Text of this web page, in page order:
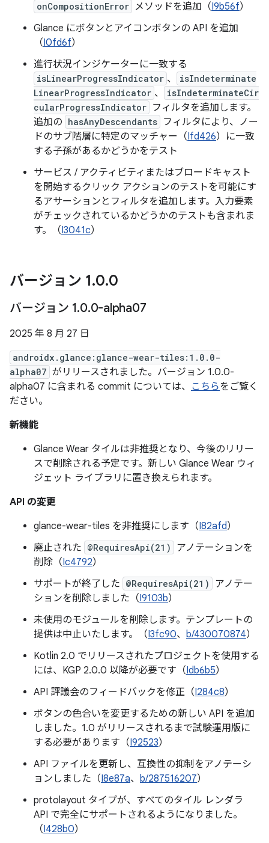
onCompositionError メソッドを追加（I9b56f）
Glance にボタンとアイコンボタンの API を追加
（I0fd6f）
進行状況インジケーターに一致する
isLinearProgressIndicator 、
isIndeterminate
LinearProgressIndicator 、
isIndeterminateCir
cularProgressIndicator フィルタを追加します。
追加の hasAnyDescendants フィルタにより、ノー
ドのサブ階層に特定のマッチャー（Ifd426）に一致
する子孫があるかどうかをテスト
サービス / アクティビティまたはブロードキャスト
を開始するクリック アクションのテストを可能にす
るアサーションとフィルタを追加します。入力要素
がチェックされているかどうかのテストも含まれま
す。（I3041c）
バージョン 1.0.0
バージョン 1.0.0-alpha07
2025 年 8 月 27 日
androidx.glance:glance-wear-tiles:1.0.0-
alpha07 がリリースされました。バージョン 1.0.0-
alpha07 に含まれる commit については、 こちらをご覧く
ださい。
新機能
Glance Wear タイルは非推奨となり、今後のリリー
スで削除される予定です。新しい Glance Wear ウィ
ジェット ライブラリに置き換えられます。
API の変更
glance-wear-tiles を非推奨にします（I82afd）
廃止された @RequiresApi(21)
アノテーションを
削除（Ic4792）
サポートが終了した @RequiresApi(21)
アノテー
ションを削除しました（I9103b）
未使用のモジュールを削除します。テンプレートの
提供は中止いたします。（I3fc90、 b/430070874）
Kotlin 2.0 でリリースされたプロジェクトを使用する
には、KGP 2.0.0 以降が必要です（Idb6b5）
API 評議会のフィードバックを修正（I284c8）
ボタンの色合いを変更するための新しい API を追加
しました。1.0 がリリースされるまで試験運用版に
する必要があります（I92523）
API ファイルを更新し、互換性の抑制をアノテーシ
ョンしました（I8e87a、 b/287516207）
protolayout タイプが、すべてのタイル レンダラ
API で完全にサポートされるようになりました。
（I428b0）